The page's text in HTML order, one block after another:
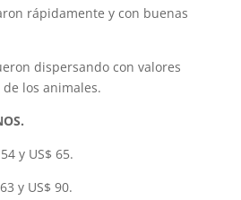
rápidamente y con buenas
dispersando con valores
los animales.
y US$ 65.
y US$ 90.